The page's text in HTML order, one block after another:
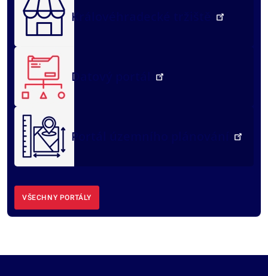
Královéhradecké tržiště
Datový portál
Portál územního plánování
VŠECHNY PORTÁLY